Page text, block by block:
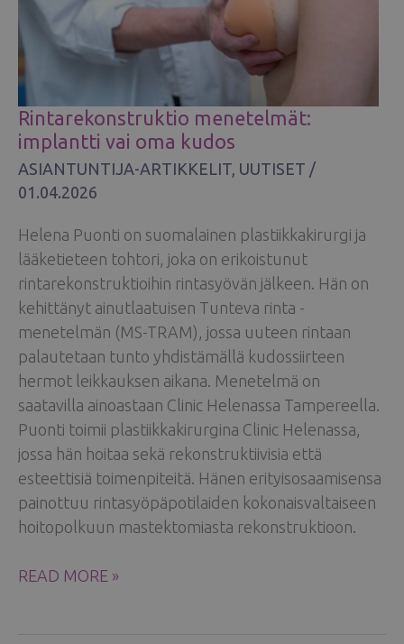
Rintarekonstruktio menetelmät:
implantti vai oma kudos
ASIANTUNTIJA-ARTIKKELIT UUTISET /
01.04.2026
Helena Puonti on suomalainen plastiikkakirurgi ja
lääketieteen tohtori, joka on erikoistunut
rintarekonstruktioihin rintasyövän jälkeen. Hän on
kehittänyt ainutlaatuisen Tunteva rinta -
menetelmän (MS-TRAM), jossa uuteen rintaan
palautetaan tunto yhdistämällä kudossiirteen
hermot leikkauksen aikana. Menetelmä on
saatavilla ainoastaan Clinic Helenassa Tampereella.
Puonti toimii plastiikkakirurgina Clinic Helenassa,
jossa hän hoitaa sekä rekonstruktiivisia että
esteettisiä toimenpiteitä. Hänen erityisosaamisensa
painottuu rintasyöpäpotilaiden kokonaisvaltaiseen
hoitopolkuun mastektomiasta rekonstruktioon.
RINTAREKONSTRUKTIO
READ MORE »